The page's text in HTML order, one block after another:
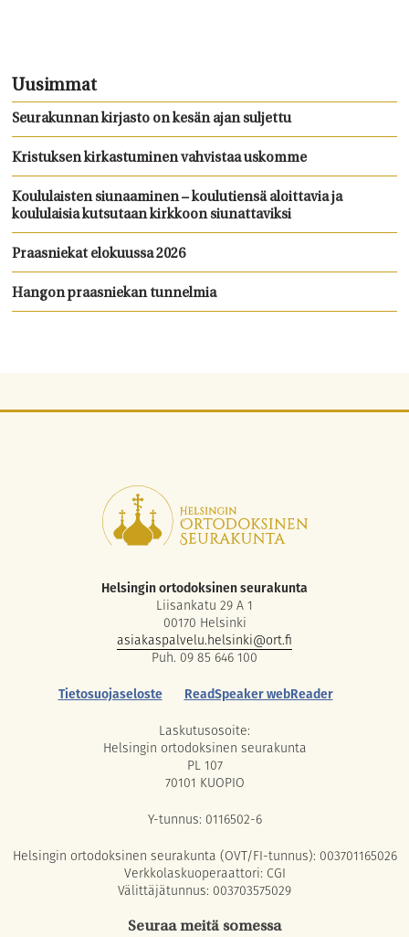
Uusimmat
Seurakunnan kirjasto on kesän ajan suljettu
Kristuksen kirkastuminen vahvistaa uskomme
Koululaisten siunaaminen – koulutiensä aloittavia ja
koululaisia kutsutaan kirkkoon siunattaviksi
Praasniekat elokuussa 2026
Hangon praasniekan tunnelmia
Helsingin ortodoksinen seurakunta
Liisankatu 29 A 1
00170 Helsinki
asiakaspalvelu.helsinki@ort.fi
Puh. 09 85 646 100
Tietosuojaseloste
ReadSpeaker webReader
Laskutusosoite:
Helsingin ortodoksinen seurakunta
PL 107
70101 KUOPIO
Y-tunnus: 0116502-6
Helsingin ortodoksinen seurakunta (OVT/FI-tunnus): 003701165026
Verkkolaskuoperaattori: CGI
Välittäjätunnus: 003703575029
Seuraa meitä somessa